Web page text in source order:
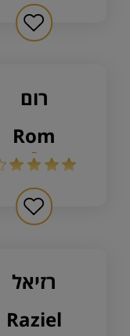
רום
rom
רזיאל
raziel